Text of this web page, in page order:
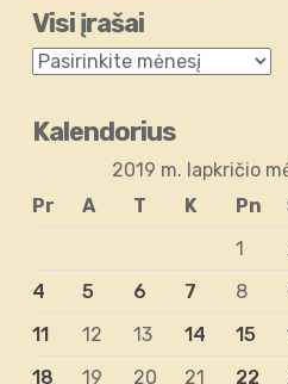
Visi įrašai
Kalendorius
2019 m. lapkričio
Pr
A T K Pn
1
4
5 6 7 8
11
12 13 14 15
18
19 20 21 22